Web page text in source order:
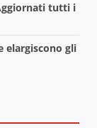
tutti i
elargiscono gli